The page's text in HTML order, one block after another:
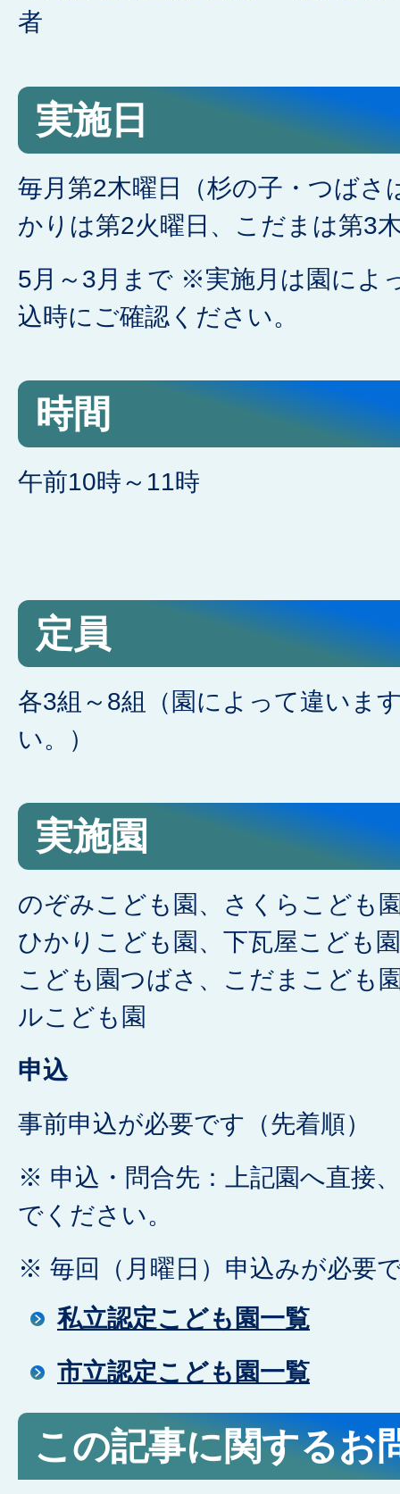
者
実施日
毎月第2木曜日（杉の子・つばさ
かりは第2火曜日、こだまは第3
5月～3月まで ※実施月は園によ
込時にご確認ください。
時間
午前10時～11時
定員
各3組～8組（園によって違いま
い。）
実施園
のぞみこども園、さくらこども
ひかりこども園、下瓦屋こども
こども園つばさ、こだまこども
ルこども園
申込
事前申込が必要です（先着順）
※ 申込・問合先：上記園へ直接
でください。
※ 毎回（月曜日）申込みが必要
私立認定こども園一覧
市立認定こども園一覧
この記事に関するお